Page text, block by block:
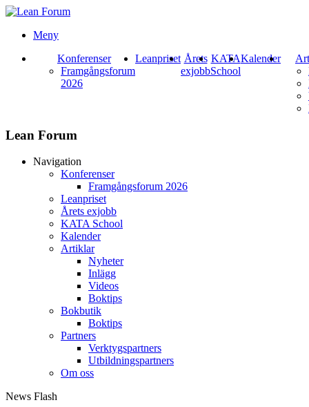
Meny
Konferenser
Framgångsforum
2026
Leanpriset Årets
exjobb
KATA
School
Kalender
Lean Forum
Navigation
Konferenser
Framgångsforum 2026
Leanpriset
Årets exjobb
KATA School
Kalender
Artiklar
Nyheter
Inlägg
Videos
Boktips
Bokbutik
Boktips
Partners
Verktygspartners
Utbildningspartners
Om oss
News Flash